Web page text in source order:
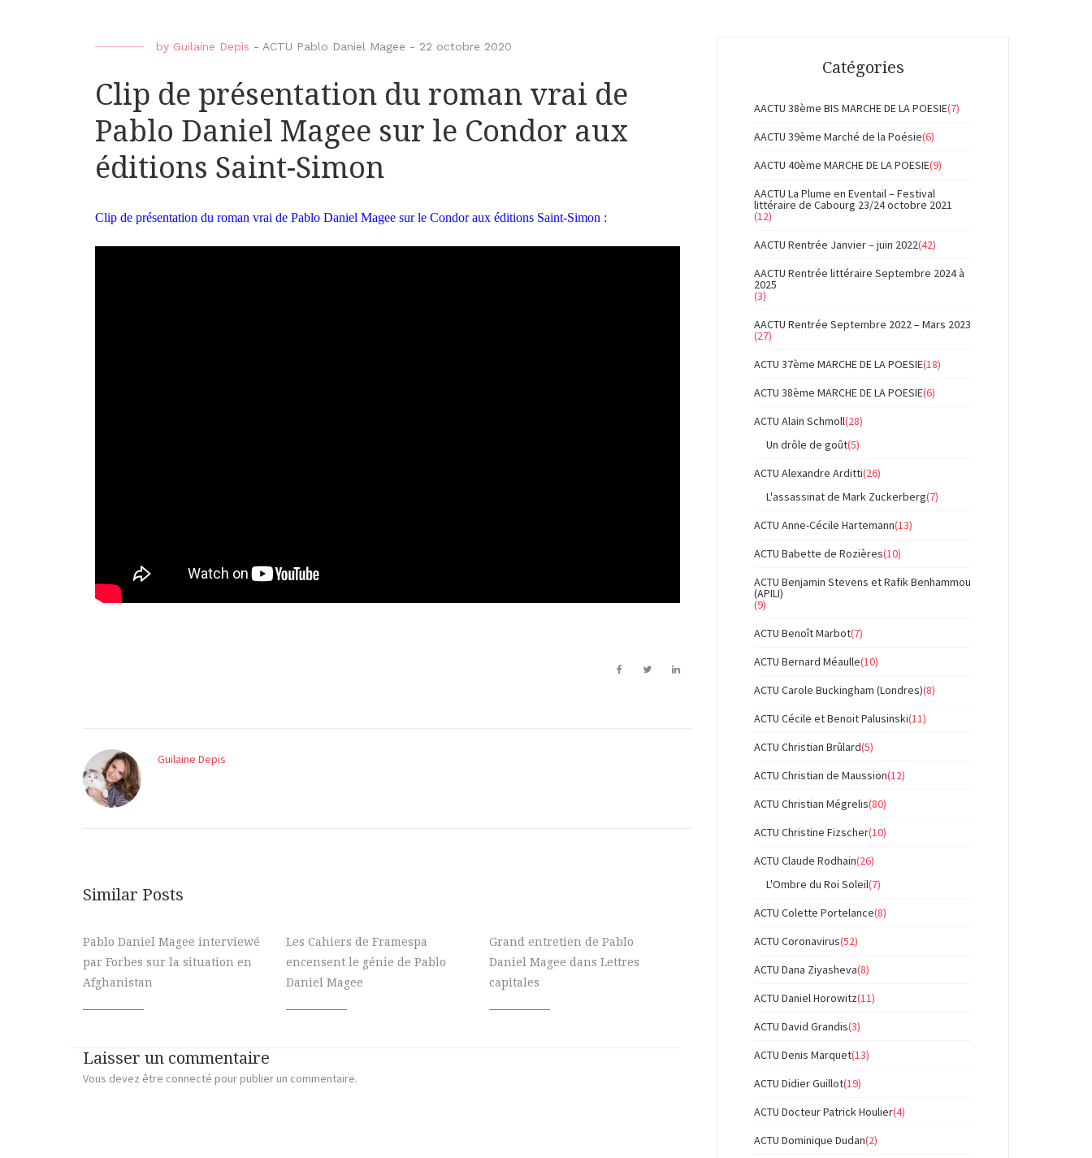
by Guilaine Depis - ACTU Pablo Daniel Magee - 22 octobre 2020
Clip de présentation du roman vrai de
Pablo Daniel Magee sur le Condor aux
éditions Saint-Simon
Clip de présentation du roman vrai de Pablo Daniel Magee sur le Condor aux éditions Saint-Simon :
Guilaine Depis
Similar Posts
Pablo Daniel Magee interviewé
par Forbes sur la situation en
Afghanistan
Les Cahiers de Framespa
encensent le génie de Pablo
Daniel Magee
Grand entretien de Pablo
Daniel Magee dans Lettres
capitales
Laisser un commentaire
Vous devez être connecté pour publier un commentaire.
Catégories
AACTU 38ème BIS MARCHE DE LA POESIE(7)
AACTU 39ème Marché de la Poésie(6)
AACTU 40ème MARCHE DE LA POESIE(9)
AACTU La Plume en Eventail – Festival
littéraire de Cabourg 23/24 octobre 2021
(12)
AACTU Rentrée Janvier – juin 2022(42)
AACTU Rentrée littéraire Septembre 2024 à
2025
(3)
AACTU Rentrée Septembre 2022 – Mars 2023
(27)
ACTU 37ème MARCHE DE LA POESIE(18)
ACTU 38ème MARCHE DE LA POESIE(6)
ACTU Alain Schmoll(28)
Un drôle de goût(5)
ACTU Alexandre Arditti(26)
L'assassinat de Mark Zuckerberg(7)
ACTU Anne-Cécile Hartemann(13)
ACTU Babette de Rozières(10)
ACTU Benjamin Stevens et Rafik Benhammou
(APILI)
(9)
ACTU Benoît Marbot(7)
ACTU Bernard Méaulle(10)
ACTU Carole Buckingham (Londres)(8)
ACTU Cécile et Benoit Palusinski(11)
ACTU Christian Brûlard(5)
ACTU Christian de Maussion(12)
ACTU Christian Mégrelis(80)
ACTU Christine Fizscher(10)
ACTU Claude Rodhain(26)
L'Ombre du Roi Soleil(7)
ACTU Colette Portelance(8)
ACTU Coronavirus(52)
ACTU Dana Ziyasheva(8)
ACTU Daniel Horowitz(11)
ACTU David Grandis(3)
ACTU Denis Marquet(13)
ACTU Didier Guillot(19)
ACTU Docteur Patrick Houlier(4)
ACTU Dominique Dudan(2)